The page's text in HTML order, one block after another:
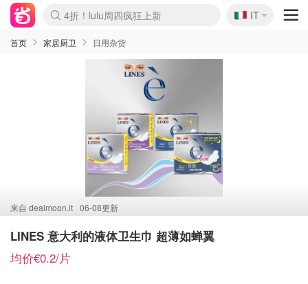
Boticinal 夏促开抢！
4折！lulu周四疯狂上新
速领！Stanley独家85折
Zalando 奥莱闪促！每日更新
🇮🇹
IT
首页 家居厨卫 日用杂货
来自 dealmoon.it 06-08更新
LINES 意大利的液体卫生巾 超薄如蝉翼
均价€0.2/片